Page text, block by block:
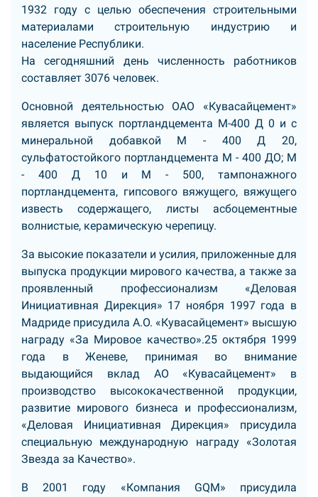
1932 году с целью обеспечения строительными
материалами строительную индустрию и
население Республики.
На сегодняшний день численность работников
составляет 3076 человек.
Основной деятельностью ОАО «Кувасайцемент»
является выпуск портландцемента М-400 Д 0 и с
минеральной добавкой М - 400 Д 20,
сульфатостойкого портландцемента М - 400 ДО; М
- 400 Д 10 и М - 500, тампонажного
портландцемента, гипсового вяжущего, вяжущего
известь содержащего, листы асбоцементные
волнистые, керамическую черепицу.
За высокие показатели и усилия, приложенные для
выпуска продукции мирового качества, а также за
проявленный профессионализм «Деловая
Инициативная Дирекция» 17 ноября 1997 года в
Мадриде присудила А.О. «Кувасайцемент» высшую
награду «За Мировое качество».25 октября 1999
года в Женеве, принимая во внимание
выдающийся вклад АО «Кувасайцемент» в
производство высококачественной продукции,
развитие мирового бизнеса и профессионализм,
«Деловая Инициативная Дирекция» присудила
специальную международную награду «Золотая
Звезда за Качество».
В 2001 году «Компания GQM» присудила